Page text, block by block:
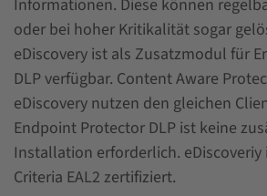
Informationen. Diese können
oder bei hoher Kritikalität sogar
eDiscovery ist als Zusatzmodul für
DLP verfügbar. Content Aware
eDiscovery nutzen den gleichen
Endpoint Protector DLP ist keine
Installation erforderlich. eDiscoveriy
Criteria EAL2 zertifiziert.